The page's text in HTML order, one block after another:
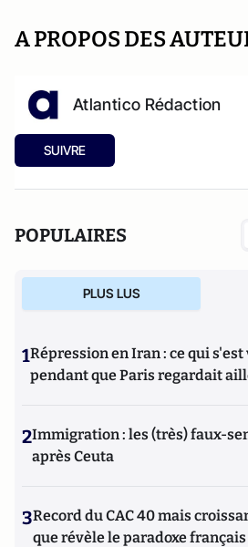
A PROPOS DES
Atlantico Rédaction
SUIVRE
POPULAIRES
PLUS LUS
1Répression en Iran : ce qui
pendant que Paris regardait
2Immigration : les (très) faux-
après Ceuta
3Record du CAC 40 mais
que révèle le paradoxe français